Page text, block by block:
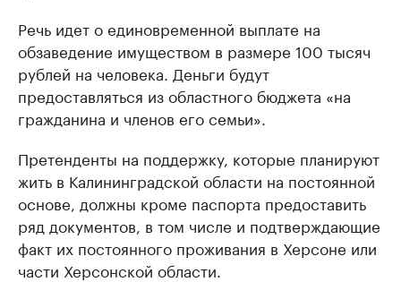
Речь идет о единовременной выплате на
обзаведение имуществом в размере 100 тысяч
рублей на человека. Деньги будут
предоставляться из областного бюджета «на
гражданина и членов его семьи».
Претенденты на поддержку, которые планируют
жить в Калининградской области на постоянной
основе, должны кроме паспорта предоставить
ряд документов, в том числе и подтверждающие
факт их постоянного проживания в Херсоне или
части Херсонской области.